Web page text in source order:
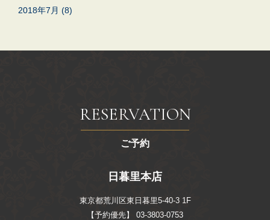
2018年7月 (8)
RESERVATION
ご予約
日暮里本店
東京都荒川区東日暮里5-40-3 1F
【予約優先】 03-3803-0753